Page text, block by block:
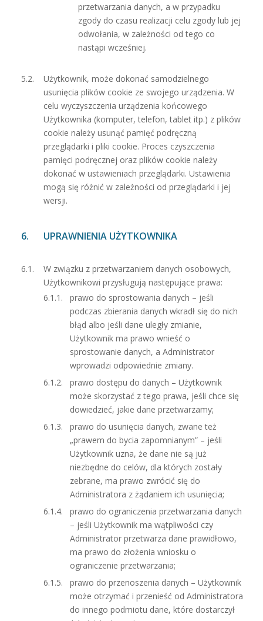
przetwarzania danych, a w przypadku
zgody do czasu realizacji celu zgody lub jej
odwołania, w zależności od tego co
nastąpi wcześniej.
Użytkownik, może dokonać samodzielnego
usunięcia plików cookie ze swojego urządzenia. W
celu wyczyszczenia urządzenia końcowego
Użytkownika (komputer, telefon, tablet itp.) z plików
cookie należy usunąć pamięć podręczną
przeglądarki i pliki cookie. Proces czyszczenia
pamięci podręcznej oraz plików cookie należy
dokonać w ustawieniach przeglądarki. Ustawienia
mogą się różnić w zależności od przeglądarki i jej
wersji.
UPRAWNIENIA UŻYTKOWNIKA
W związku z przetwarzaniem danych osobowych,
Użytkownikowi przysługują następujące prawa:
prawo do sprostowania danych – jeśli
podczas zbierania danych wkradł się do nich
błąd albo jeśli dane uległy zmianie,
Użytkownik ma prawo wnieść o
sprostowanie danych, a Administrator
wprowadzi odpowiednie zmiany.
prawo dostępu do danych – Użytkownik
może skorzystać z tego prawa, jeśli chce się
dowiedzieć, jakie dane przetwarzamy;
prawo do usunięcia danych, zwane też
„prawem do bycia zapomnianym” – jeśli
Użytkownik uzna, że dane nie są już
niezbędne do celów, dla których zostały
zebrane, ma prawo zwrócić się do
Administratora z żądaniem ich usunięcia;
prawo do ograniczenia przetwarzania danych
– jeśli Użytkownik ma wątpliwości czy
Administrator przetwarza dane prawidłowo,
ma prawo do złożenia wniosku o
ograniczenie przetwarzania;
prawo do przenoszenia danych – Użytkownik
może otrzymać i przenieść od Administratora
do innego podmiotu dane, które dostarczył